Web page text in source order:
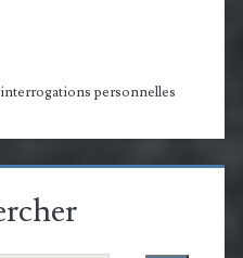
personnelles